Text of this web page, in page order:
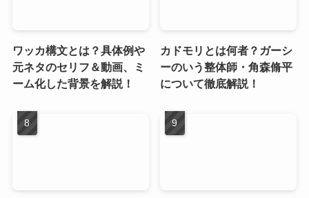
ワッカ構文とは？具体例や
元ネタのセリフ＆動画、ミ
ーム化した背景を解説！
カドモリとは何者？ガーシ
ーのいう整体師・角森脩平
について徹底解説！